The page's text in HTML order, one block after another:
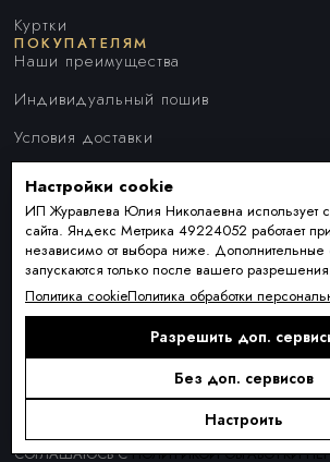
Куртки
ПОКУПАТЕЛЯМ
Наши преимущества
Индивидуальный пошив
Условия доставки
Оплата и рассрочка
Обмен и возврат товара
Контакты
О КОМПАНИИ
О нас
Новинки сезона, акции и предложения
Я ДАЮ СОГЛАСИЕ НА ОБРАБОТКУ
СОГЛАШАЮСЬ СПОЛИТИКОЙ ОБРАБОТКИ
Настройки cookie
ИП Журавлева Юлия Николаевна использует
сайта. Яндекс Метрика 49224052 работает
независимо от выбора ниже. Дополнительные
запускаются только после вашего
Политика cookieПолитика обработки
Разрешить доп.
Без доп. сервисов
Настроить